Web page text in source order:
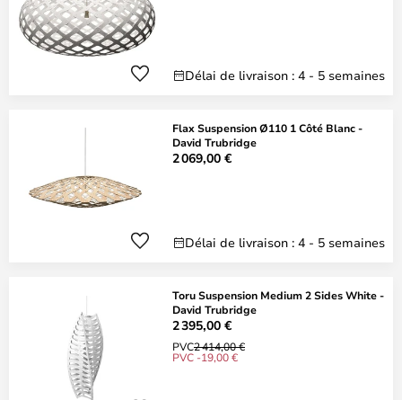
Délai de livraison : 4 - 5 semaines
Flax Suspension Ø110 1 Côté Blanc -
David Trubridge
2 069,00 €
Délai de livraison : 4 - 5 semaines
Toru Suspension Medium 2 Sides White -
David Trubridge
2 395,00 €
PVC2 414,00 €
PVC -19,00 €